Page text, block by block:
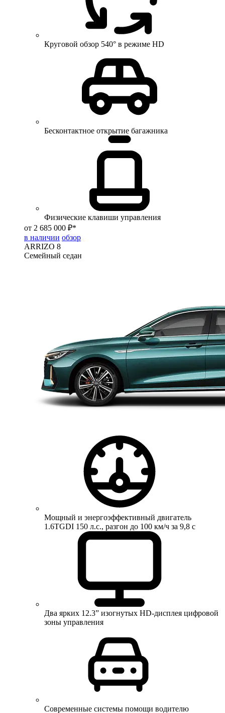
Круговой обзор 540° в режиме HD
Бесконтактное открытие багажника
Физические клавиши управления
от 2 685 000 ₽*
в наличии обзор
ARRIZO 8
Семейный седан
Мощный и энергоэффективный двигатель
1.6TGDI 150 л.с., разгон до 100 км/ч за 9,8 с
Два ярких 12.3” изогнутых HD-дисплея цифровой
зоны управления
Современные системы помощи водителю